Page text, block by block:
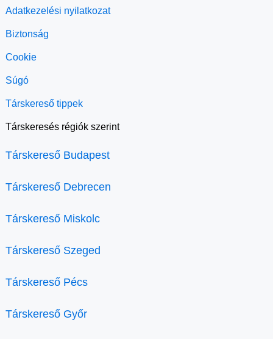
Adatkezelési nyilatkozat
Biztonság
Cookie
Súgó
Társkereső tippek
Társkeresés régiók szerint
Társkereső Budapest
Társkereső Debrecen
Társkereső Miskolc
Társkereső Szeged
Társkereső Pécs
Társkereső Győr